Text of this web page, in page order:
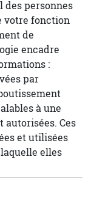
des personnes
votre fonction
de
encadre
:
par
à une
autorisées. Ces
et utilisées
elles